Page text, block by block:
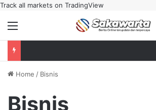
Track all markets on TradingView
Menu
Home / Bisnis
Bisnis